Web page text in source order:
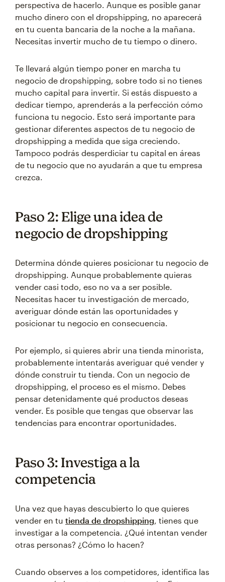
perspectiva de hacerlo. Aunque es posible ganar
mucho dinero con el dropshipping, no aparecerá
en tu cuenta bancaria de la noche a la mañana.
Necesitas invertir mucho de tu tiempo o dinero.
Te llevará algún tiempo poner en marcha tu
negocio de dropshipping, sobre todo si no tienes
mucho capital para invertir. Si estás dispuesto a
dedicar tiempo, aprenderás a la perfección cómo
funciona tu negocio. Esto será importante para
gestionar diferentes aspectos de tu negocio de
dropshipping a medida que siga creciendo.
Tampoco podrás desperdiciar tu capital en áreas
de tu negocio que no ayudarán a que tu empresa
crezca.
Paso 2: Elige una idea de
negocio de dropshipping
Determina dónde quieres posicionar tu negocio de
dropshipping. Aunque probablemente quieras
vender casi todo, eso no va a ser posible.
Necesitas hacer tu investigación de mercado,
averiguar dónde están las oportunidades y
posicionar tu negocio en consecuencia.
Por ejemplo, si quieres abrir una tienda minorista,
probablemente intentarás averiguar qué vender y
dónde construir tu tienda. Con un negocio de
dropshipping, el proceso es el mismo. Debes
pensar detenidamente qué productos deseas
vender. Es posible que tengas que observar las
tendencias para encontrar oportunidades.
Paso 3: Investiga a la
competencia
Una vez que hayas descubierto lo que quieres
vender en tu tienda de dropshipping, tienes que
investigar a la competencia. ¿Qué intentan vender
otras personas? ¿Cómo lo hacen?
Cuando observes a los competidores, identifica las